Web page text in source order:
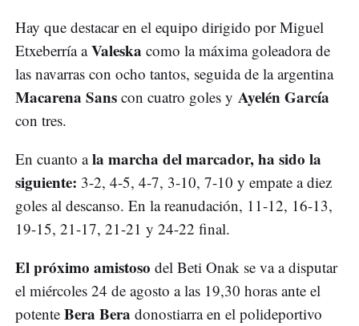
Hay que destacar en el equipo dirigido por Miguel
Etxeberría aValeska como la máxima goleadora de
las navarras con ocho tantos, seguida de la argentina
Macarena Sans con cuatro goles y Ayelén García
con tres.
En cuanto ala marcha del marcador, ha sido la
siguiente: 3-2, 4-5, 4-7, 3-10, 7-10 y empate a diez
goles al descanso. En la reanudación, 11-12, 16-13,
19-15, 21-17, 21-21 y 24-22 final.
El próximo amistoso del Beti Onak se va a disputar
el miércoles 24 de agosto a las 19,30 horas ante el
potente Bera Bera donostiarra en el polideportivo